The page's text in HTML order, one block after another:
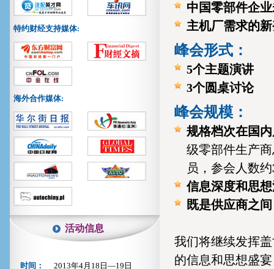
特约财经支持媒体:
海外合作媒体:
活动信息
时间： 2013年4月18日—19日
中国零部件企
主机厂需求的
峰会形式：
5个主题演讲
3个圆桌讨论
峰会规模：
规格档次在国
级零部件生产
员，参会人数约
信息深度和思
既是供应商之
我们将继续发挥
的信息和思想盛